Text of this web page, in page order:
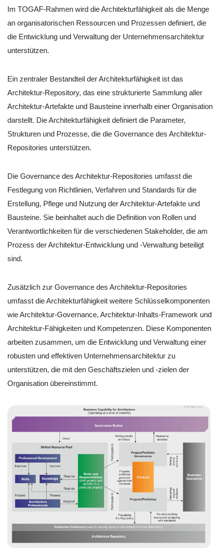
Im TOGAF-Rahmen wird die Architekturfähigkeit als die Menge
an organisatorischen Ressourcen und Prozessen definiert, die
die Entwicklung und Verwaltung der Unternehmensarchitektur
unterstützen.
Ein zentraler Bestandteil der Architekturfähigkeit ist das
Architektur-Repository, das eine strukturierte Sammlung aller
Architektur-Artefakte und Bausteine innerhalb einer Organisation
darstellt. Die Architekturfähigkeit definiert die Parameter,
Strukturen und Prozesse, die die Governance des Architektur-
Repositories unterstützen.
Die Governance des Architektur-Repositories umfasst die
Festlegung von Richtlinien, Verfahren und Standards für die
Erstellung, Pflege und Nutzung der Architektur-Artefakte und
Bausteine. Sie beinhaltet auch die Definition von Rollen und
Verantwortlichkeiten für die verschiedenen Stakeholder, die am
Prozess der Architektur-Entwicklung und -Verwaltung beteiligt
sind.
Zusätzlich zur Governance des Architektur-Repositories
umfasst die Architekturfähigkeit weitere Schlüsselkomponenten
wie Architektur-Governance, Architektur-Inhalts-Framework und
Architektur-Fähigkeiten und Kompetenzen. Diese Komponenten
arbeiten zusammen, um die Entwicklung und Verwaltung einer
robusten und effektiven Unternehmensarchitektur zu
unterstützen, die mit den Geschäftszielen und -zielen der
Organisation übereinstimmt.